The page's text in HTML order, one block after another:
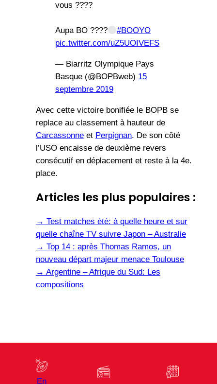
vous ????
Aupa BO ????
#BOOYO
pic.twitter.com/uZ5UOIVEFS
— Biarritz Olympique Pays
Basque (@BOPBweb) 15
septembre 2019
Avec cette victoire bonifiée le BOPB se
replace au classement à hauteur de
Carcassonneet Perpignan. De son côté
l’USO encaisse de deuxième revers
consécutif en déplacement et reste à la 4e.
place.
Articles les plus populaires :
→ Test matches été: à quelle heure et sur
quelle chaîne TV suivre Japon – Australie
→ Top 14 : après Thomas Ramos, un
nouveau départ majeur menace Toulouse
→ Argentine – Afrique du Sud: Les
compositions
En